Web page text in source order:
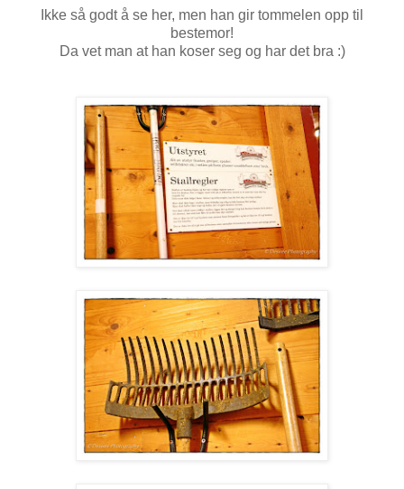
Ikke så godt å se her, men han gir tommelen opp til
bestemor!
Da vet man at han koser seg og har det bra :)